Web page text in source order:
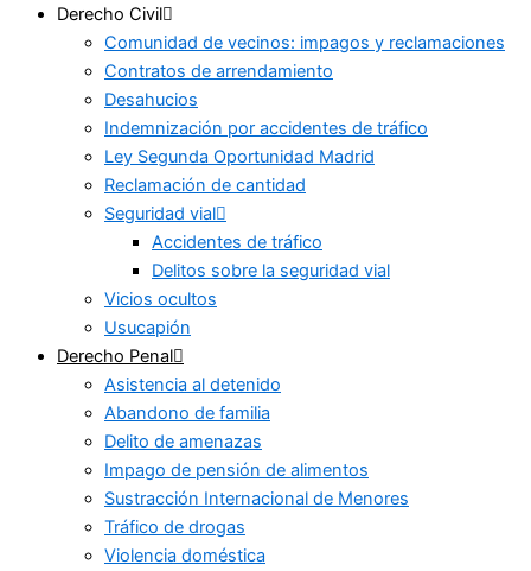
Derecho Civil
Comunidad de vecinos: impagos y reclamaciones
Contratos de arrendamiento
Desahucios
Indemnización por accidentes de tráfico
Ley Segunda Oportunidad Madrid
Reclamación de cantidad
Seguridad vial
Accidentes de tráfico
Delitos sobre la seguridad vial
Vicios ocultos
Usucapión
Derecho Penal
Asistencia al detenido
Abandono de familia
Delito de amenazas
Impago de pensión de alimentos
Sustracción Internacional de Menores
Tráfico de drogas
Violencia doméstica